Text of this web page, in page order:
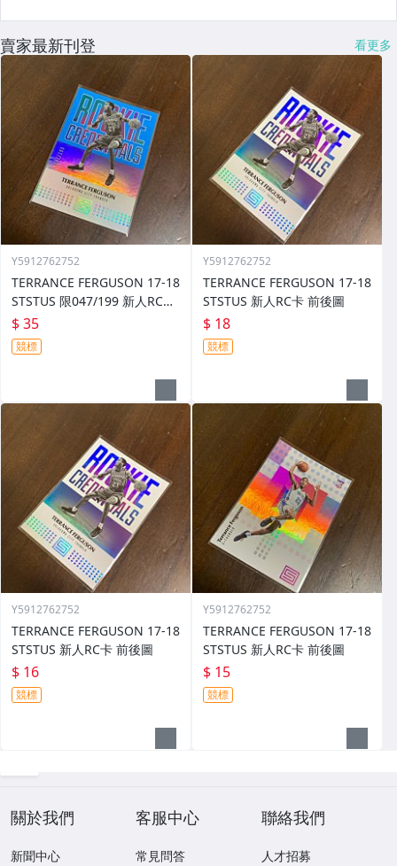
賣家最新刊登 看更多
Y5912762752
TERRANCE FERGUSON 17-18
STSTUS 限047/199 新人RC卡
前後圖
$ 35
競標
Y5912762752
TERRANCE FERGUSON 17-18
STSTUS 新人RC卡 前後圖
$ 18
競標
Y5912762752
TERRANCE FERGUSON 17-18
STSTUS 新人RC卡 前後圖
$ 16
競標
Y5912762752
TERRANCE FERGUSON 17-18
STSTUS 新人RC卡 前後圖
$ 15
競標
關於我們
新聞中心
客服中心
常見問答
聯絡我們
人才招募